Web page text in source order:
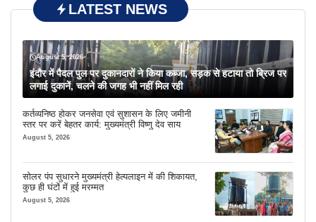
LATEST NEWS
August 5, 2026
इंदौर में पैदल पुल पर दुकानदारों ने किया कब्जा, सड़क से हटाया तो ब्रिज पर
लगाई दुकानें, चलने की जगह भी नहीं मिल रही
कर्तव्यनिष्ठ होकर जनसेवा एवं सुशासन के लिए जमीनी
स्तर पर करें बेहतर कार्य: मुख्यमंत्री विष्णु देव साय
August 5, 2026
सोलर पंप सुधारने मुख्यमंत्री हेल्पलाइन में की शिकायत,
कुछ ही घंटों में हुई मरम्मत
August 5, 2026